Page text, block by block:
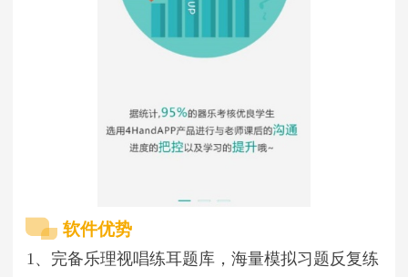
软件优势
1、完备乐理视唱练耳题库，海量模拟习题反复练